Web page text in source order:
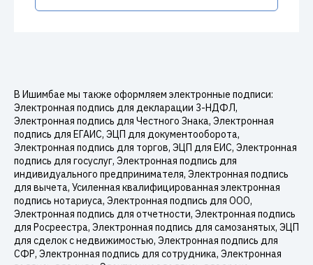
В Ишимбае мы также оформляем электронные подписи:
Электронная подпись для декларации 3-НДФЛ,
Электронная подпись для Честного Знака, Электронная
подпись для ЕГАИС, ЭЦП для документооборота,
Электронная подпись для торгов, ЭЦП для ЕИС, Электронная
подпись для госуслуг, Электронная подпись для
индивидуального предпринимателя, Электронная подпись
для вычета, Усиленная квалифицированная электронная
подпись нотариуса, Электронная подпись для ООО,
Электронная подпись для отчетности, Электронная подпись
для Росреестра, Электронная подпись для самозанятых, ЭЦП
для сделок с недвижимостью, Электронная подпись для
СФР, Электронная подпись для сотрудника, Электронная